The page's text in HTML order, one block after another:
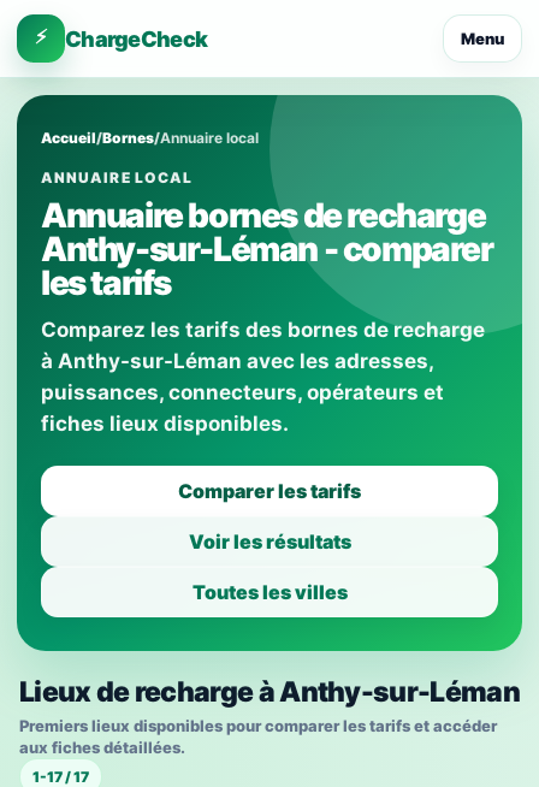
⚡ ChargeCheck Menu
Accueil/Bornes/Annuaire local
ANNUAIRE LOCAL
Annuaire bornes de recharge
Anthy-sur-Léman - comparer
les tarifs
Comparez les tarifs des bornes de recharge
à Anthy-sur-Léman avec les adresses,
puissances, connecteurs, opérateurs et
fiches lieux disponibles.
Comparer les tarifs
Voir les résultats
Toutes les villes
Lieux de recharge à Anthy-sur-Léman
Premiers lieux disponibles pour comparer les tarifs et accéder
aux fiches détaillées.
1-17 / 17